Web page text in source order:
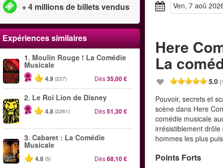
+ 4 millions de billets vendus
Expériences similaires
-50%
1. Moulin Rouge ! La Comédie
Musicale
4.9 (227) Dès35,00 €
2. Le Roi Lion de Disney
4.8 (2261) Dès51,30 €
3. Cabaret : La Comédie
Musicale
4.8 (5) Dès68,10 €
ven, 7 aoû
Here
La
5.0
Pouvoir, secrets et
scène dans Here
comédie musicale
irrésistiblement drôle
hommes les plus
Points Forts